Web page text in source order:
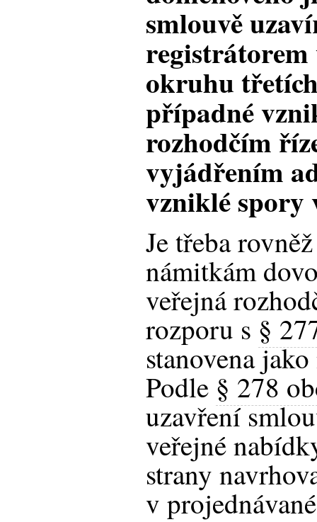
smlouvě
okruhu
případné
rozhodčím
vyjádřením
vzniklé spory
Je třeba
námitkám
veřejná
rozporu s §
stanovena
Podle § 278
uzavření
veřejné
strany
v